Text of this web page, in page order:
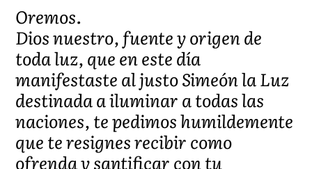
Oremos.
Dios nuestro, fuente y origen de
toda luz, que en este día
manifestaste al justo Simeón la Luz
destinada a iluminar a todas las
naciones, te pedimos humildemente
que te resignes recibir como
ofrenda y santificar con tu